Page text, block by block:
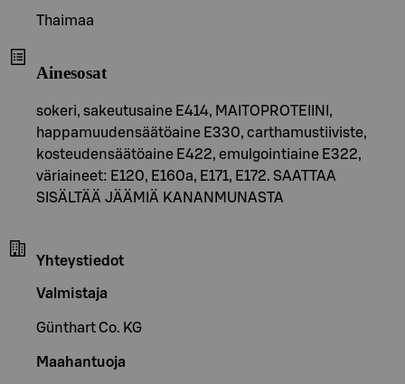
Thaimaa
Ainesosat
sokeri, sakeutusaine E414, MAITOPROTEIINI,
happamuudensäätöaine E330, carthamustiiviste,
kosteudensäätöaine E422, emulgointiaine E322,
väriaineet: E120, E160a, E171, E172. SAATTAA
SISÄLTÄÄ JÄÄMIÄ KANANMUNASTA
Yhteystiedot
Valmistaja
Günthart Co. KG
Maahantuoja